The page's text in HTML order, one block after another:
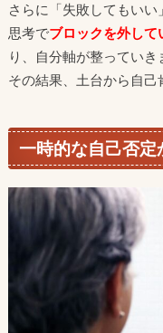
さらに「失敗してもい
思考でブロックを外して
り、自分軸が整っていき
その結果、土台から自己
一時的な自己否定